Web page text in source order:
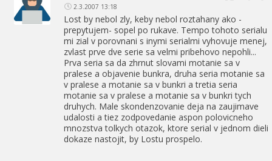
2.3.2007 13:18
Lost by nebol zly, keby nebol roztahany ako -
prepytujem- sopel po rukave. Tempo tohoto serialu
mi zial v porovnani s inymi serialmi vyhovuje menej,
zvlast prve dve serie sa velmi pribehovo nepohli...
Prva seria sa da zhrnut slovami motanie sa v
pralese a objavenie bunkra, druha seria motanie sa
v pralese a motanie sa v bunkri a tretia seria
motanie sa v pralese a motanie sa v bunkri tych
druhych. Male skondenzovanie deja na zaujimave
udalosti a tiez zodpovedanie aspon polovicneho
mnozstva tolkych otazok, ktore serial v jednom dieli
dokaze nastojit, by Lostu prospelo.